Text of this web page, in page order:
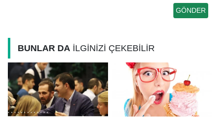
BUNLAR DA İLGİNİZİ ÇEKEBİLİR